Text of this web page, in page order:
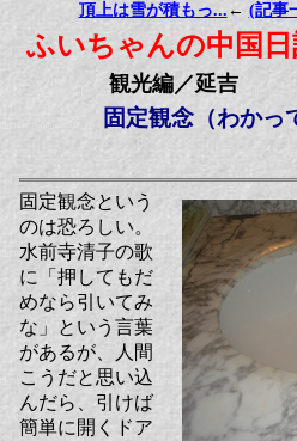
頂上は雪が積もっ... ← (記事
ふいちゃんの中国
観光編／延吉
固定観念（わかっ
固定観念という
のは恐ろしい。
水前寺清子の歌
に「押してもだ
めなら引いてみ
な」という言葉
があるが、人間
こうだと思い込
んだら、引けば
簡単に開くドア